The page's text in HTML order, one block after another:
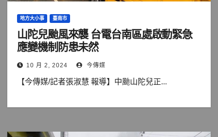
地方大小事 臺南市
山陀兒颱風來襲 台電台南區處啟動緊急
應變機制防患未然
10 月 2, 2024 今傳媒
【今傳媒/記者張淑慧 報導】中颱山陀兒正...